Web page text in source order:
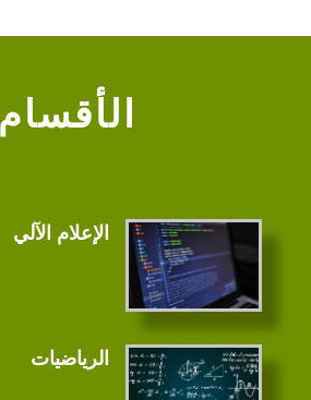
الأقسام
الإعلام الآلي
الرياضيات